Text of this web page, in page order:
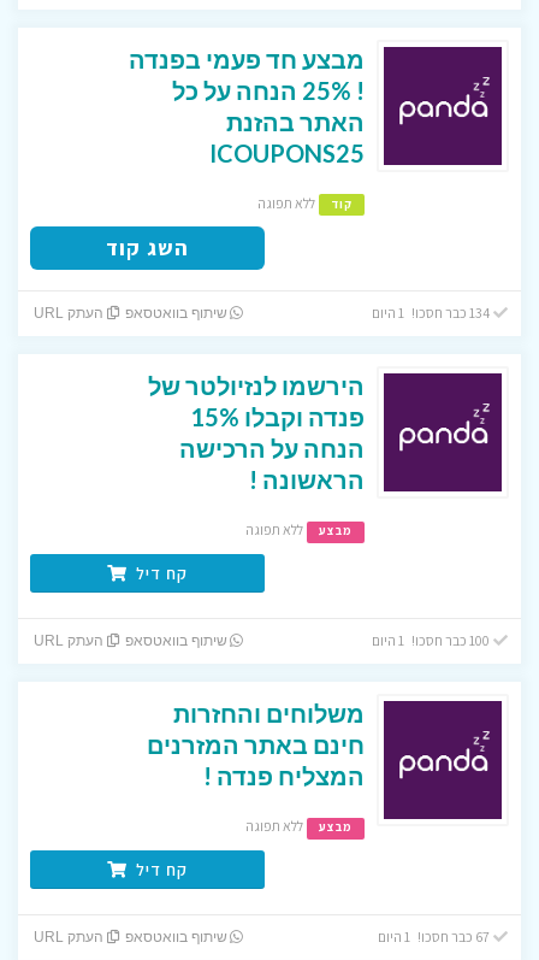
מבצע חד פעמי בפנדה
! 25% הנחה על כל
האתר בהזנת
ICOUPONS25
קוד ללא תפוגה
השג קוד
134 כבר חסכו! 1 היום שיתוף בוואטסאפ העתק URL
הירשמו לנזיולטר של
פנדה וקבלו 15%
הנחה על הרכישה
הראשונה !
מבצע ללא תפוגה
קח דיל
שיתוף בוואטסאפ העתק URL
משלוחים והחזרות
חינם באתר המזרנים
המצליח פנדה !
מבצע ללא תפוגה
קח דיל
שיתוף בוואטסאפ העתק URL